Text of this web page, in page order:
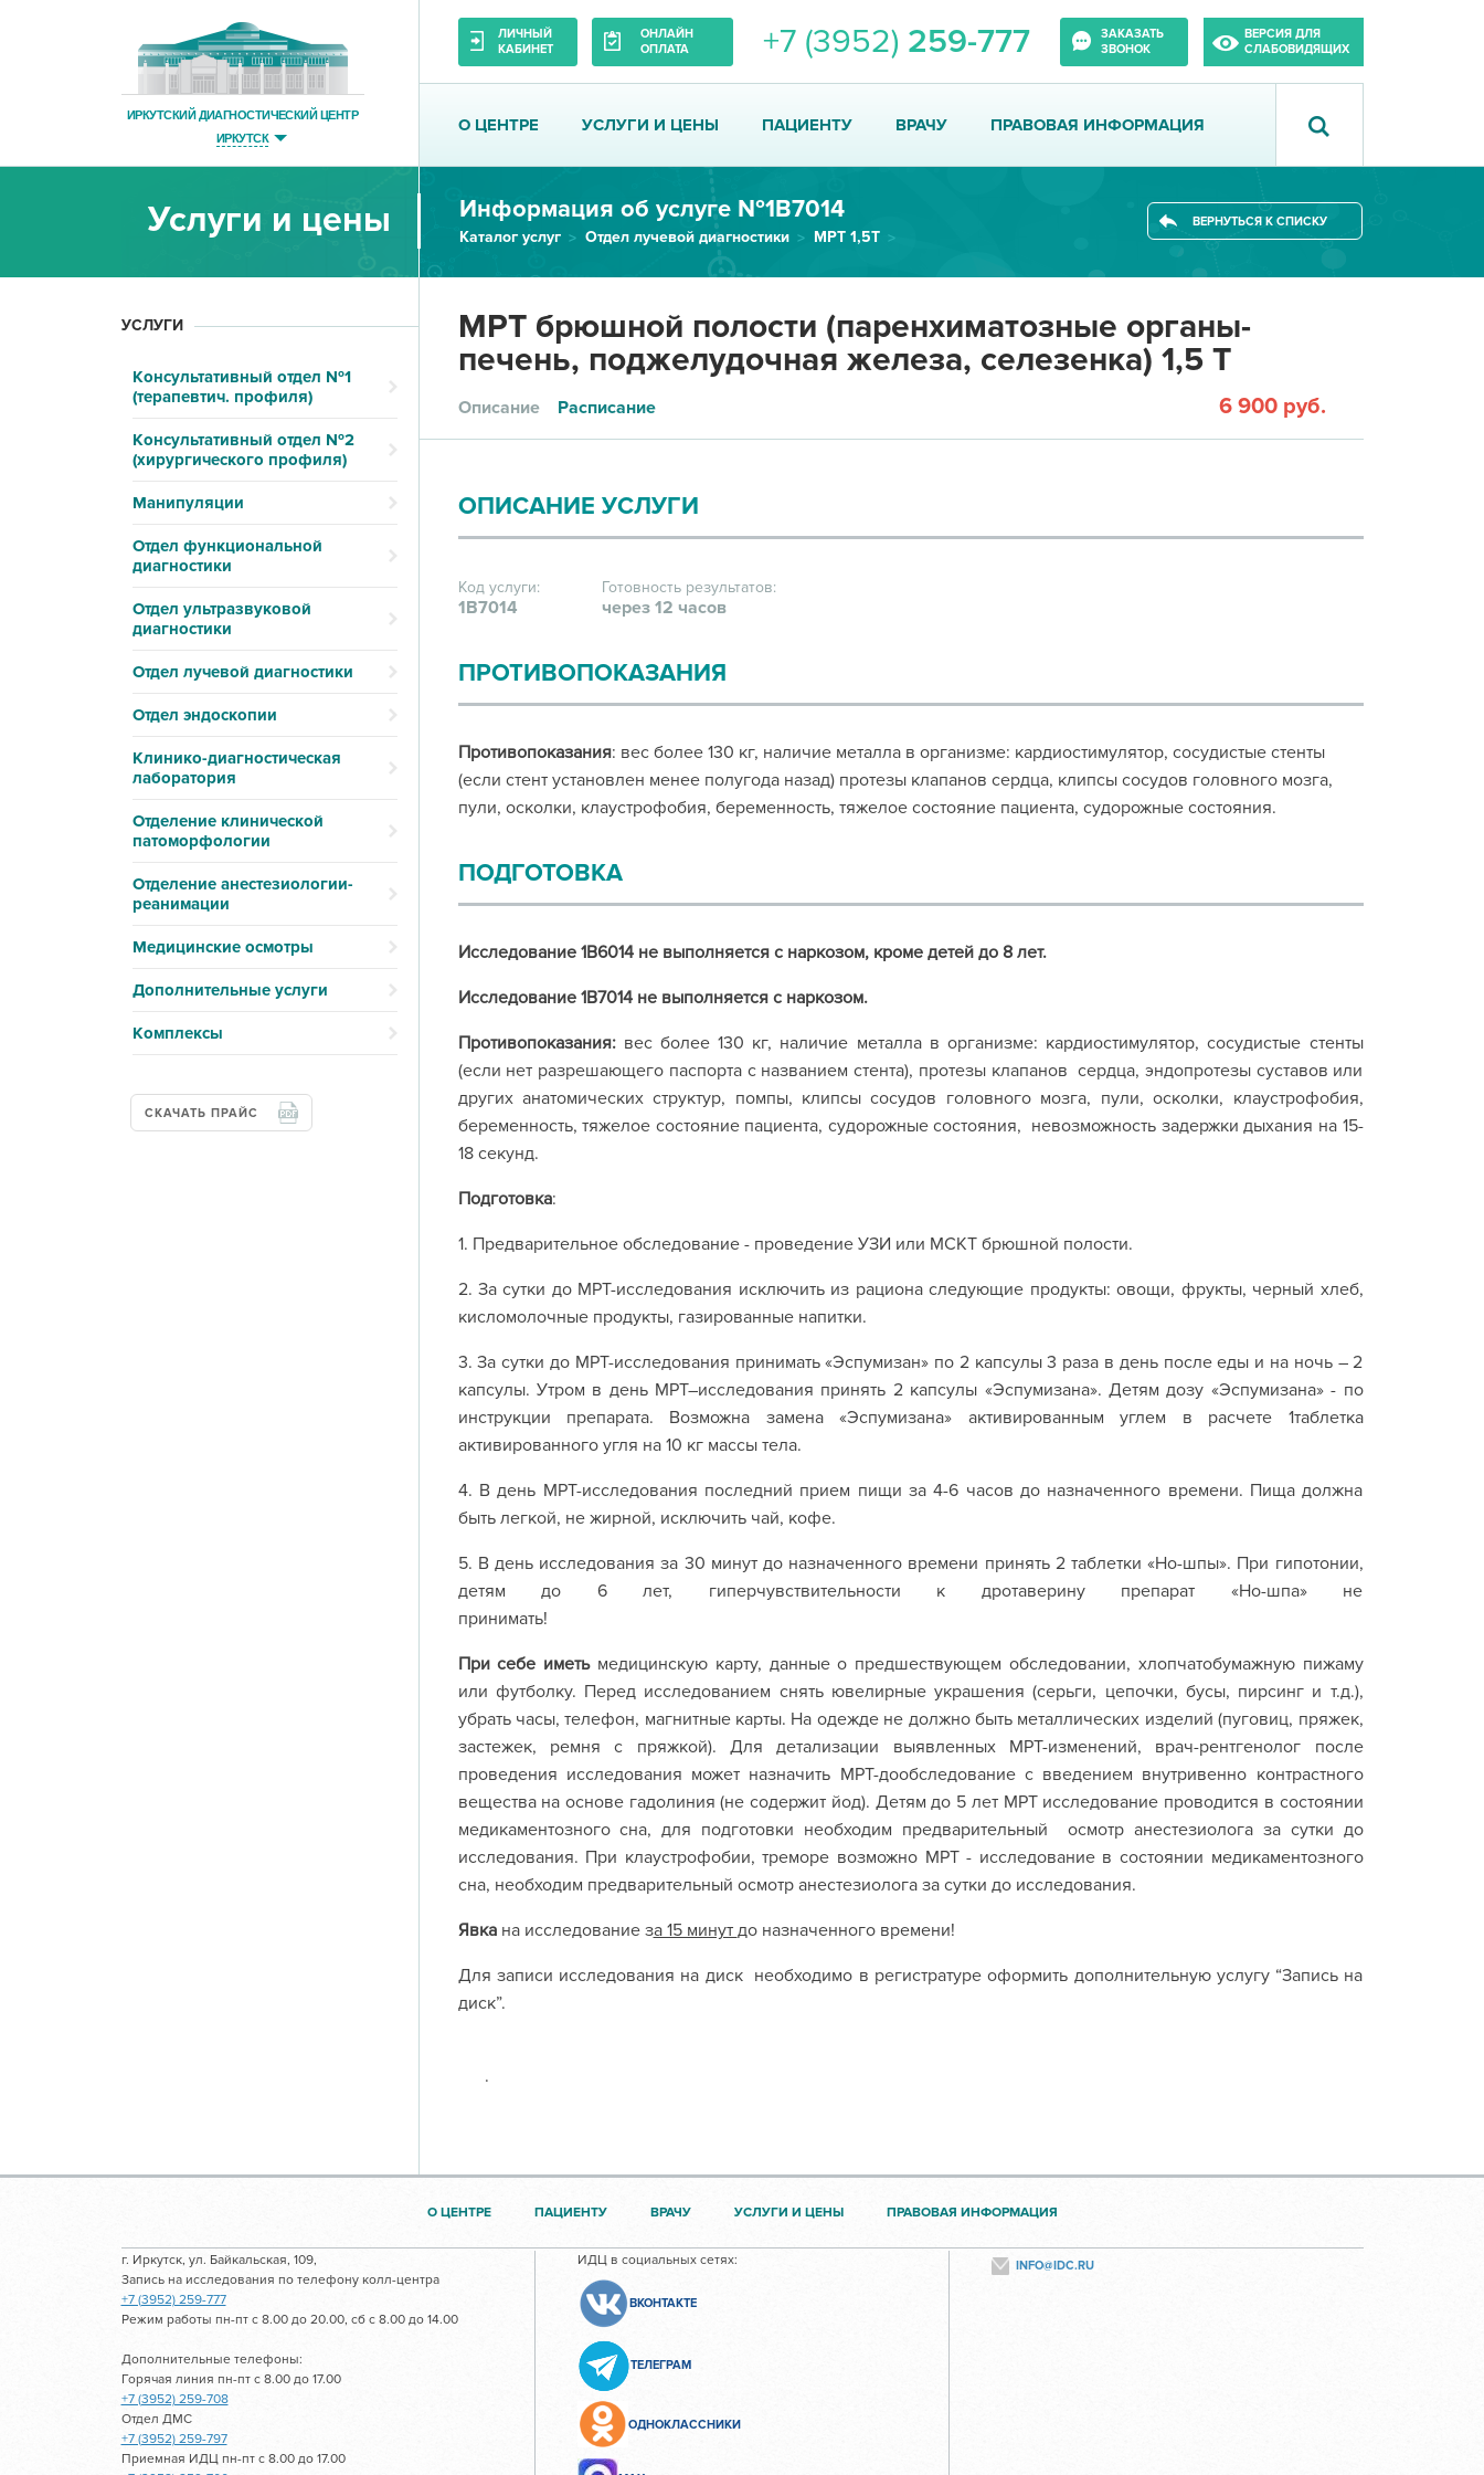
ИРКУТСКИЙ ДИАГНОСТИЧЕСКИЙ ЦЕНТР
ИРКУТСК
ЛИЧНЫЙ
КАБИНЕТ
ОНЛАЙН
ОПЛАТА
+7 (3952) 259-777
ЗАКАЗАТЬ
ЗВОНОК
ВЕРСИЯ ДЛЯ
СЛАБОВИДЯЩИХ
О ЦЕНТРЕ УСЛУГИ И ЦЕНЫ ПАЦИЕНТУ ВРАЧУ ПРАВОВАЯ ИНФОРМАЦИЯ
Услуги и цены Информация об услуге №1В7014
Каталог услуг Отдел лучевой диагностики
МРТ 1,5Т
ВЕРНУТЬСЯ К СПИСКУ
УСЛУГИ
Консультативный отдел №1
(терапевтич. профиля)
Консультативный отдел №2
(хирургического профиля)
Манипуляции
Отдел функциональной
диагностики
Отдел ультразвуковой
диагностики
Отдел лучевой диагностики
Отдел эндоскопии
Клинико-диагностическая
лаборатория
Отделение клинической
патоморфологии
Отделение анестезиологии-
реанимации
Медицинские осмотры
Дополнительные услуги
Комплексы
СКАЧАТЬ ПРАЙС
МРТ брюшной полости (паренхиматозные органы-
печень, поджелудочная железа, селезенка) 1,5 Т
Описание Расписание 6 900 руб.
ОПИСАНИЕ УСЛУГИ
Код услуги:
1В7014
Готовность результатов:
через 12 часов
ПРОТИВОПОКАЗАНИЯ
Противопоказания: вес более 130 кг, наличие металла в организме: кардиостимулятор, сосудистые стенты
(если стент установлен менее полугода назад) протезы клапанов сердца, клипсы сосудов головного мозга,
пули, осколки, клаустрофобия, беременность, тяжелое состояние пациента, судорожные состояния.
ПОДГОТОВКА
Исследование 1В6014 не выполняется с наркозом, кроме детей до 8 лет.
Исследование 1В7014 не выполняется с наркозом.
Противопоказания: вес более 130 кг, наличие металла в организме: кардиостимулятор, сосудистые стенты
(если нет разрешающего паспорта с названием стента), протезы клапанов сердца, эндопротезы суставов или
других анатомических структур, помпы, клипсы сосудов головного мозга, пули, осколки, клаустрофобия,
беременность, тяжелое состояние пациента, судорожные состояния, невозможность задержки дыхания на 15-
18 секунд.
Подготовка:
1. Предварительное обследование - проведение УЗИ или МСКТ брюшной полости.
2. За сутки до МРТ-исследования исключить из рациона следующие продукты: овощи, фрукты, черный хлеб,
кисломолочные продукты, газированные напитки.
3. За сутки до МРТ-исследования принимать «Эспумизан» по 2 капсулы 3 раза в день после еды и на ночь – 2
капсулы. Утром в день МРТ–исследования принять 2 капсулы «Эспумизана». Детям дозу «Эспумизана» - по
инструкции препарата. Возможна замена «Эспумизана» активированным углем в расчете 1таблетка
активированного угля на 10 кг массы тела.
4. В день МРТ-исследования последний прием пищи за 4-6 часов до назначенного времени. Пища должна
быть легкой, не жирной, исключить чай, кофе.
5. В день исследования за 30 минут до назначенного времени принять 2 таблетки «Но-шпы». При гипотонии,
детям до 6 лет, гиперчувствительности к дротаверину препарат «Но-шпа» не
принимать!
При себе иметьмедицинскую карту, данные о предшествующем обследовании, хлопчатобумажную пижаму
или футболку. Перед исследованием снять ювелирные украшения (серьги, цепочки, бусы, пирсинг и т.д.),
убрать часы, телефон, магнитные карты. На одежде не должно быть металлических изделий (пуговиц, пряжек,
застежек, ремня с пряжкой). Для детализации выявленных МРТ-изменений, врач-рентгенолог после
проведения исследования может назначить МРТ-дообследование с введением внутривенно контрастного
вещества на основе гадолиния (не содержит йод). Детям до 5 лет МРТ исследование проводится в состоянии
медикаментозного сна, для подготовки необходим предварительный осмотр анестезиолога за сутки до
исследования. При клаустрофобии, треморе возможно МРТ - исследование в состоянии медикаментозного
сна, необходим предварительный осмотр анестезиолога за сутки до исследования.
Явкана исследование за 15 минут до назначенного времени!
Для записи исследования на диск необходимо в регистратуре оформить дополнительную услугу “Запись на
диск”.
.
О ЦЕНТРЕ ПАЦИЕНТУ ВРАЧУ УСЛУГИ И ЦЕНЫ ПРАВОВАЯ ИНФОРМАЦИЯ
г. Иркутск, ул. Байкальская, 109,
Запись на исследования по телефону колл-центра
+7 (3952) 259-777
Режим работы пн-пт с 8.00 до 20.00, сб с 8.00 до 14.00
Дополнительные телефоны:
Горячая линия пн-пт с 8.00 до 17.00
+7 (3952) 259-708
Отдел ДМС
+7 (3952) 259-797
Приемная ИДЦ пн-пт с 8.00 до 17.00
ИДЦ в социальных сетях:
ВКОНТАКТЕ
ТЕЛЕГРАМ
ОДНОКЛАССНИКИ
INFO@IDC.RU